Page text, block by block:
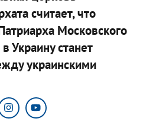
считает, что
Московского
Украину станет
украинскими